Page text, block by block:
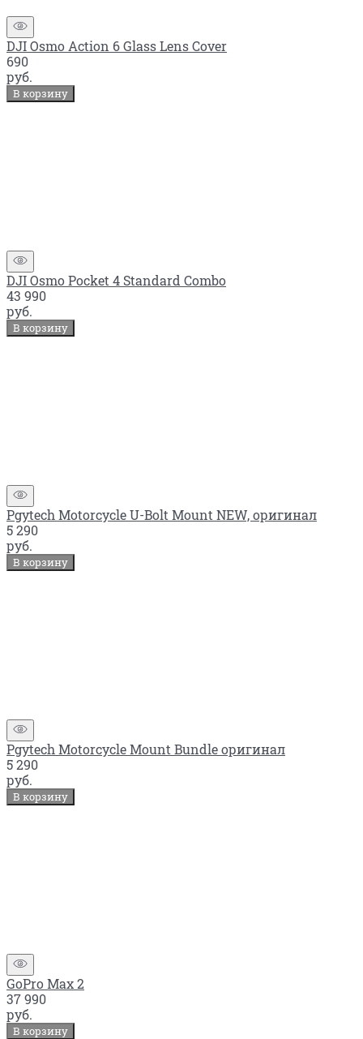
DJI Osmo Action 6 Glass Lens Cover
690
руб.
В корзину
DJI Osmo Pocket 4 Standard Combo
43 990
руб.
В корзину
Pgytech Motorcycle U-Bolt Mount NEW, оригинал
5 290
руб.
В корзину
Pgytech Motorcycle Mount Bundle оригинал
5 290
руб.
В корзину
GoPro Max 2
37 990
руб.
В корзину